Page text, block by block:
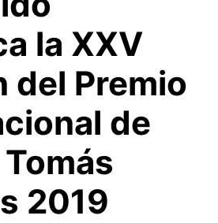
la XXV
del Premio
de
2019